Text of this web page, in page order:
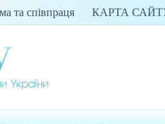
та співпраця КАРТА